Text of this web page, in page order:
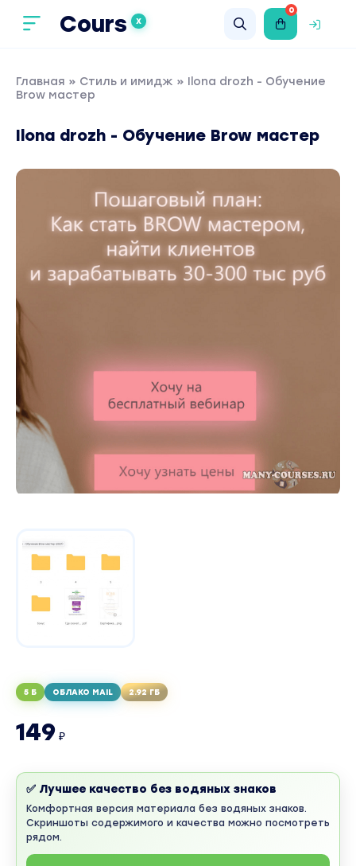
Cours X
0
Главная » Стиль и имидж » Ilona drozh - Обучение
Brow мастер
Ilona drozh - Обучение Brow мастер
5 Б ОБЛАКО MAIL 2.92 ГБ
149 ₽
✅ Лучшее качество без водяных знаков
Комфортная версия материала без водяных знаков.
Скриншоты содержимого и качества можно посмотреть
рядом.